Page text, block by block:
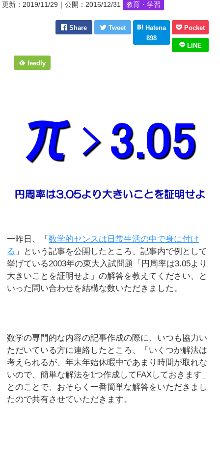
更新：2019/11/29 ｜公開：2016/12/31 教育・学習
Share Tweet
Hatena
898
Pocket
LINE
feedly
一昨日、「数学的センスは日常生活の中で身に付け
る 」という記事を公開したところ、記事内で例として
挙げている2003年の東大入試問題「円周率は3.05より
大きいことを証明せよ」の解答を教えてください、と
いった問い合わせを結構な数いただきました。
数学の専門的な内容の記事作成の際に、いつも協力い
ただいている方に連絡したところ、「いくつか解法は
考えられるが、年末年始休暇中であまり時間が取れな
いので、簡単な解法を1つ作成してFAXしておきます」
とのことで、おそらく一番簡単な解答をいただきまし
たので共有させていただきます。